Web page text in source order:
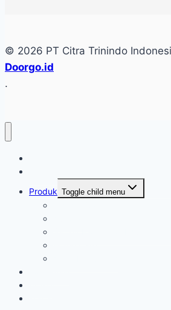
© 2026 PT Citra Trinindo
Doorgo.id
.
Produk Toggle child menu